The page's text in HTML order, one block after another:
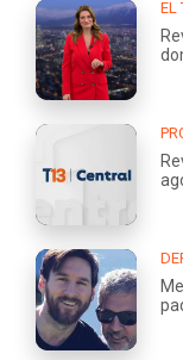
EL